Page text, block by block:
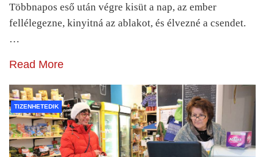
Többnapos eső után végre kisüt a nap, az ember
fellélegezne, kinyitná az ablakot, és élvezné a csendet.
…
Read More
TIZENHETEDIK